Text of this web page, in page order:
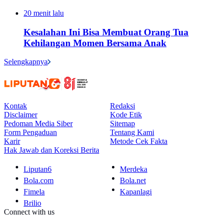
20 menit lalu
Kesalahan Ini Bisa Membuat Orang Tua
Kehilangan Momen Bersama Anak
Selengkapnya
Kontak
Redaksi
Disclaimer
Kode Etik
Pedoman Media Siber
Sitemap
Form Pengaduan
Tentang Kami
Karir
Metode Cek Fakta
Hak Jawab dan Koreksi Berita
Liputan6
Merdeka
Bola.com
Bola.net
Fimela
Kapanlagi
Brilio
Connect with us